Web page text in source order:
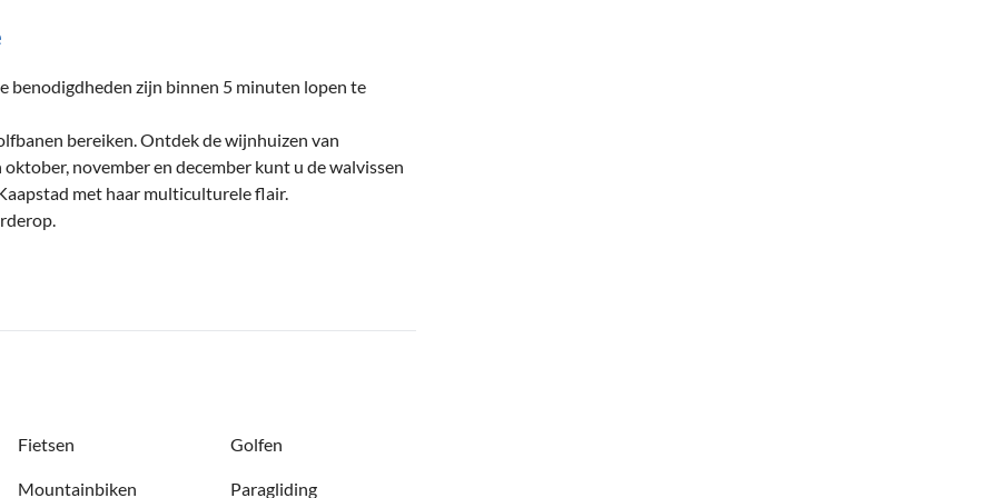
benodigdheden zijn binnen 5 minuten lopen te
bereiken. Ontdek de wijnhuizen van
oktober, november en december kunt u de walvissen
met haar multiculturele flair.
Fietsen Golfen
Mountainbiken Paragliding